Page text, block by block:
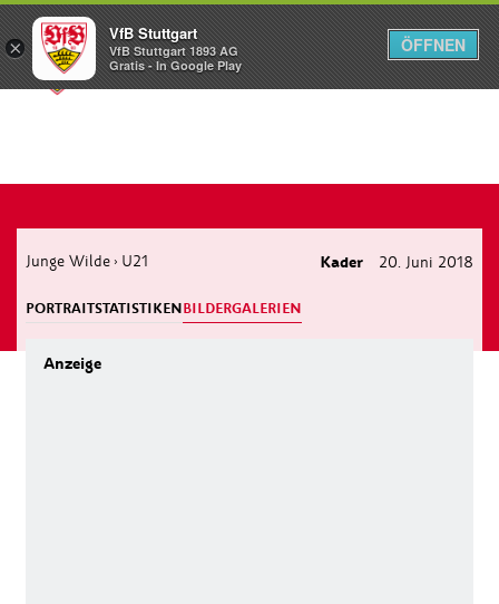
Menü
Junge Wilde › U21 Kader 20. Juni 2018
PORTRAITSTATISTIKENBILDERGALERIEN
×
VfB Stuttgart
VfB Stuttgart 1893 AG
Gratis - In Google Play
ÖFFNEN